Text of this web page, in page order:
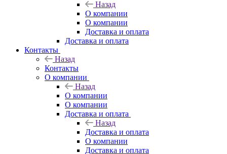
Назад
О компании
О компании
Доставка и оплата
Доставка и оплата
Контакты
Назад
Контакты
О компании
Назад
О компании
О компании
Доставка и оплата
Назад
Доставка и оплата
О компании
Доставка и оплата